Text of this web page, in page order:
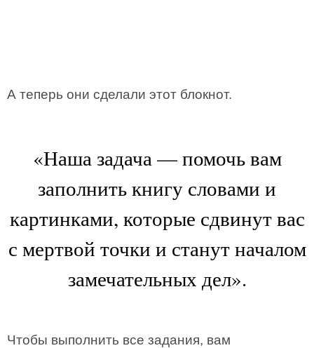
А теперь они сделали этот блокнот.
«Наша задача — помочь вам
заполнить книгу словами и
картинками, которые сдвинут вас
с мертвой точки и станут началом
замечательных дел».
Чтобы выполнить все задания, вам